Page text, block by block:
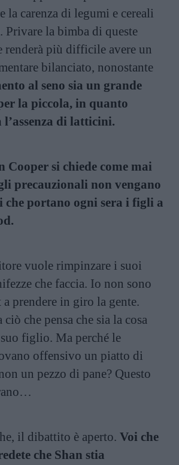
la carenza di legumi e cereali
Privare la bimba di queste
renderà più difficile avere un
bilanciato, nonostante
al seno sia un grande
la piccola, in quanto
l’assenza di latticini.
Cooper si chiede come mai
precauzionali non vengano
portano ogni sera i figli a
vuole rimpinzare i suoi
che faccia. Io non sono
a prendere in giro la gente.
che pensa che sia la cosa
figlio. Ma perché le
offensivo un piatto di
un pezzo di pane? Questo
il dibattito è aperto. Voi che
che Shan stia